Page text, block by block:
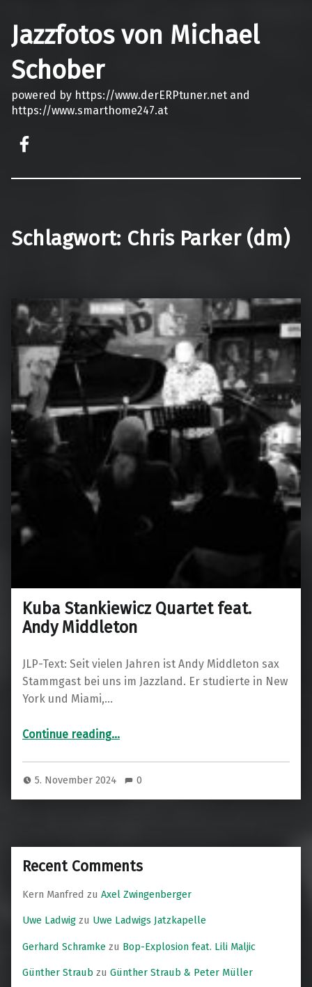
Jazzfotos von Michael
Schober
powered by https://www.derERPtuner.net and
https://www.smarthome247.at
Schlagwort: Chris Parker (dm)
Kuba Stankiewicz Quartet feat.
Andy Middleton
JLP-Text: Seit vielen Jahren ist Andy Middleton sax
Stammgast bei uns im Jazzland. Er studierte in New
York und Miami,…
Continue reading“Kuba Stankiewicz Quartet feat. Andy Middleton”
…
5. November 2024 0
Recent Comments
Kern Manfred zu Axel Zwingenberger
Uwe Ladwig zu Uwe Ladwigs Jatzkapelle
Gerhard Schramke zu Bop-Explosion feat. Lili Maljic
Günther Straub zu Günther Straub & Peter Müller